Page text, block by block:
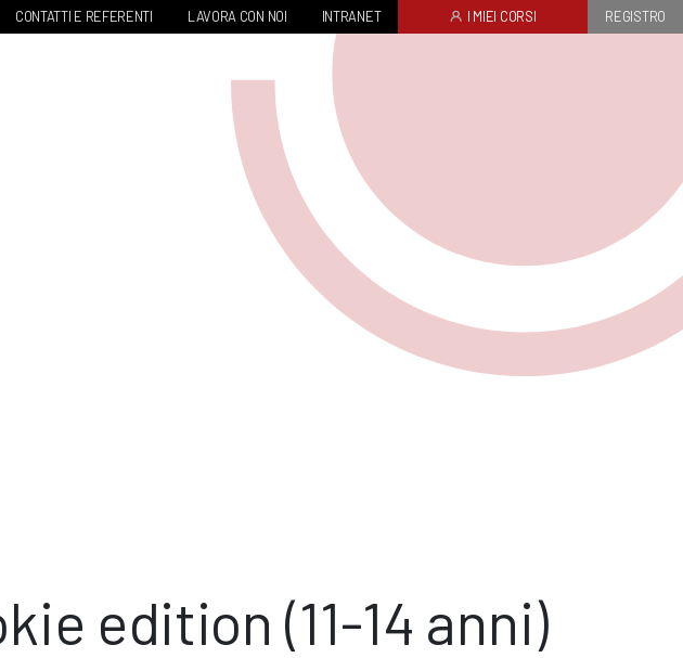
CONTATTI E REFERENTI LAVORA CON NOI INTRANET I MIEI CORSI REGISTRO
edition (11-14 anni)